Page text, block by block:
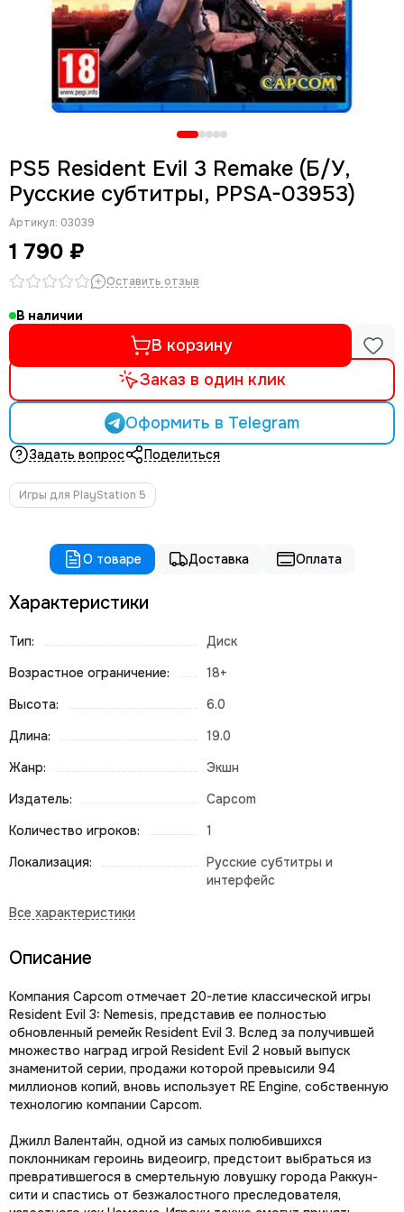
PS5 Resident Evil 3 Remake (Б/У,
Русские субтитры, PPSA-03953)
Артикул: 03039
1 790 ₽
Оставить отзыв
В наличии
В корзину
Заказ в один клик
Оформить в Telegram
Задать вопрос Поделиться
Игры для PlayStation 5
О товаре Доставка Оплата
Характеристики
Тип:
Диск
Возрастное ограничение:
18+
Высота:
6.0
Длина:
19.0
Жанр:
Экшн
Издатель:
Capcom
Количество игроков:
1
Локализация:
Русские субтитры и
интерфейс
Описание
Компания Capcom отмечает 20-летие классической игры
Resident Evil 3: Nemesis, представив ее полностью
обновленный ремейк Resident Evil 3. Вслед за получившей
множество наград игрой Resident Evil 2 новый выпуск
знаменитой серии, продажи которой превысили 94
миллионов копий, вновь использует RE Engine, собственную
технологию компании Capcom.
Джилл Валентайн, одной из самых полюбившихся
поклонникам героинь видеоигр, предстоит выбраться из
превратившегося в смертельную ловушку города Раккун-
сити и спастись от безжалостного преследователя,